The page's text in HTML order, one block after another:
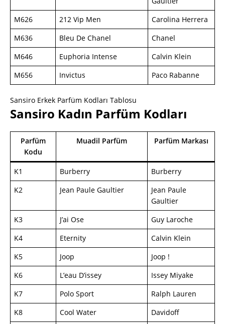
M626
212 Vip Men
Carolina Herrera
M636
Bleu De Chanel
Chanel
M646
Euphoria Intense
Calvin Klein
M656
Invictus Paco Rabanne
Sansiro Erkek Parfüm Kodları Tablosu
Sansiro Kadın Parfüm Kodları
Parfüm
Kodu
Muadil Parfüm Parfüm Markası
K1 Burberry
Burberry
K2
Jean Paule Gaultier
Jean Paule
Gaultier
K3
J’ai Ose
Guy Laroche
K4
Eternity
Calvin Klein
K5
Joop
Joop !
K6
L’eau D’issey
Issey Miyake
K7
Polo Sport
Ralph Lauren
K8
Cool Water
Davidoff